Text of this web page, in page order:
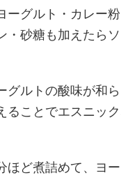
ーグルト・カレー粉
・砂糖も加えたら
グルトの酸味が和ら
ることでエスニッ
ほど煮詰めて、ヨ